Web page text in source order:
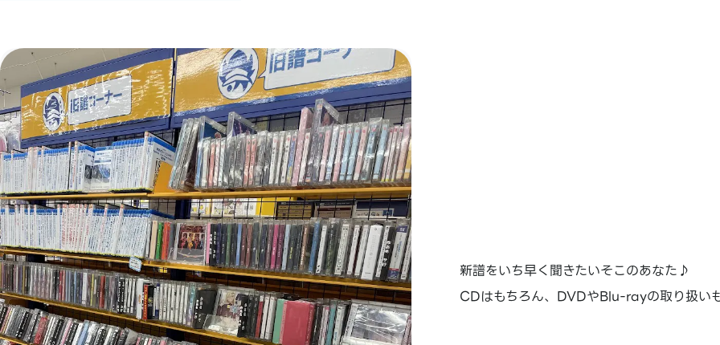
新譜をいち早く聞きたいそこのあなた♪
CDはもちろん、DVDやBlu-rayの取り扱いも